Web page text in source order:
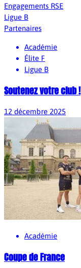
Engagements RSE
Ligue B
Partenaires
Académie
Élite F
Ligue B
Soutenez votre club !
12 décembre 2025
Académie
Coupe de France